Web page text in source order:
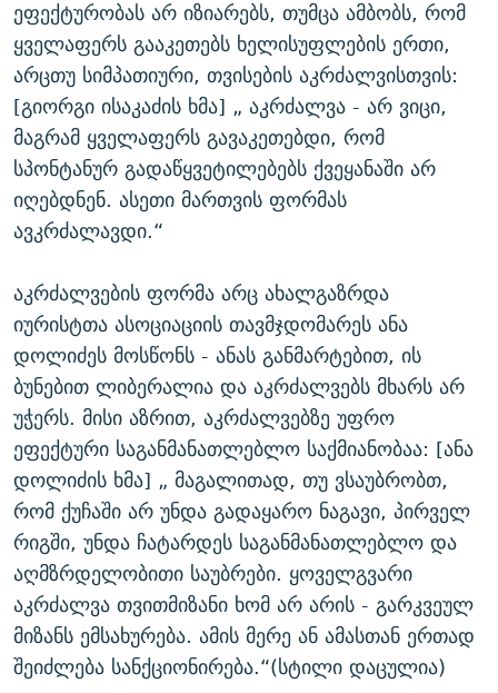
ეფექტურობას არ იზიარებს, თუმცა ამბობს, რომ
ყველაფერს გააკეთებს ხელისუფლების ერთი,
არცთუ სიმპათიური, თვისების აკრძალვისთვის:
[გიორგი ისაკაძის ხმა] „ აკრძალვა - არ ვიცი,
მაგრამ ყველაფერს გავაკეთებდი, რომ
სპონტანურ გადაწყვეტილებებს ქვეყანაში არ
იღებდნენ. ასეთი მართვის ფორმას
ავკრძალავდი.“
აკრძალვების ფორმა არც ახალგაზრდა
იურისტთა ასოციაციის თავმჯდომარეს ანა
დოლიძეს მოსწონს - ანას განმარტებით, ის
ბუნებით ლიბერალია და აკრძალვებს მხარს არ
უჭერს. მისი აზრით, აკრძალვებზე უფრო
ეფექტური საგანმანათლებლო საქმიანობაა: [ანა
დოლიძის ხმა] „ მაგალითად, თუ ვსაუბრობთ,
რომ ქუჩაში არ უნდა გადაყარო ნაგავი, პირველ
რიგში, უნდა ჩატარდეს საგანმანათლებლო და
აღმზრდელობითი საუბრები. ყოველგვარი
აკრძალვა თვითმიზანი ხომ არ არის - გარკვეულ
მიზანს ემსახურება. ამის მერე ან ამასთან ერთად
შეიძლება სანქციონირება.“(სტილი დაცულია)